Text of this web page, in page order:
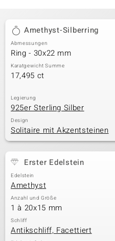
Amethyst-Silberring
Abmessungen
Ring - 30x22 mm
Karatgewicht Summe
17,495 ct
Legierung
925er Sterling Silber
Design
Solitaire mit Akzentsteinen
Erster Edelstein
Edelstein
Amethyst
Anzahl und Größe
1 à 20x15 mm
Schliff
Antikschliff, Facettiert